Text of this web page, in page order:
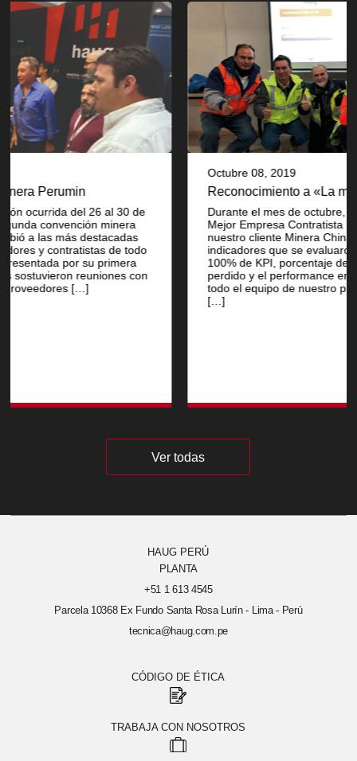
de
todo
con
Reconocimiento a «La mejor empresa»
Durante el mes de octubre, fuimos premiados como
Mejor Empresa Contratista más Segura por parte de
nuestro cliente Minera Chinalco Perú S.A. Los
indicadores que se evaluaron fueron el cumplimiento
100% de KPI, porcentaje de accidentes sin tiempo
perdido y el performance en asesorías. Felicitamos a
todo el equipo de nuestro proyecto 2110 Toromocho
Ver todas
HAUG PERÚ
PLANTA
+51 1 613 4545
Parcela 10368 Ex Fundo Santa Rosa Lurín - Lima - Perú
tecnica@haug.com.pe
CÓDIGO DE ÉTICA
TRABAJA CON NOSOTROS